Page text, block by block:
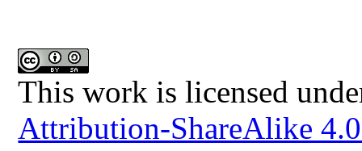
This work is licensed
Attribution-ShareAlike